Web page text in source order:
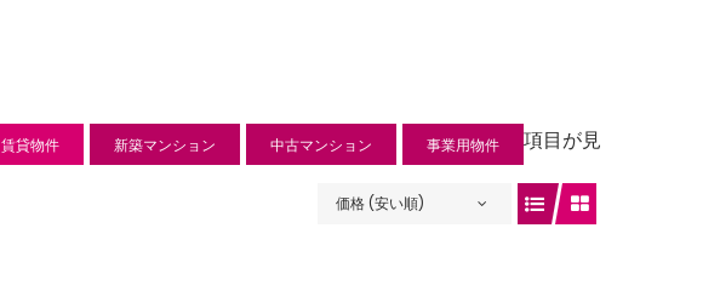
賃貸物件 新築マンション 中古マンション 事業用物件
価格 (安い順)
項目が見